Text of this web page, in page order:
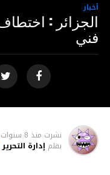
أخبار
الجزائر :
فني
نشرت منذ 8 سنوات
بقلم إدارة التحرير